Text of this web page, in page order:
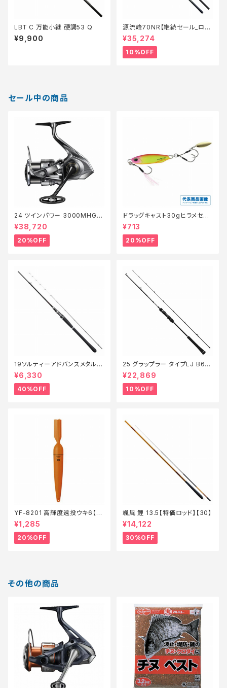
LBT C 万能小継 硬調53 Q
¥9,900
源流峰70NR【継続セール_ロッ
ド】【10】
¥35,274
10%OFF
セール中の商品
24 ツインパワー 3000MHG
【特価リール】【20】
¥38,720
20%OFF
ドラッグキャスト30gヒラメセレ
クション【特価ルアー】【20】
¥713
20%OFF
19ソルティーアドバンスメタルス
ッテ B66MLS【特価竿】【40】
¥6,330
40%OFF
25 グラップラー タイプLJ B63-
3【継続セール_ロッド】【10】
¥22,869
10%OFF
YF-8201 高輝度遠投ウキ6【特
価仕掛】【20】
¥1,285
20%OFF
颯風 鯉 13.5【特価ロッド】【30】
¥14,122
30%OFF
その他の商品